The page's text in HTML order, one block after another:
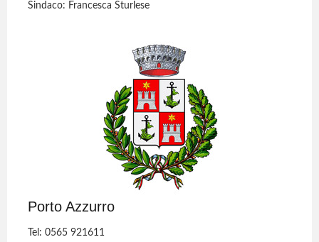
Sindaco: Francesca Sturlese
Porto Azzurro
Tel: 0565 921611